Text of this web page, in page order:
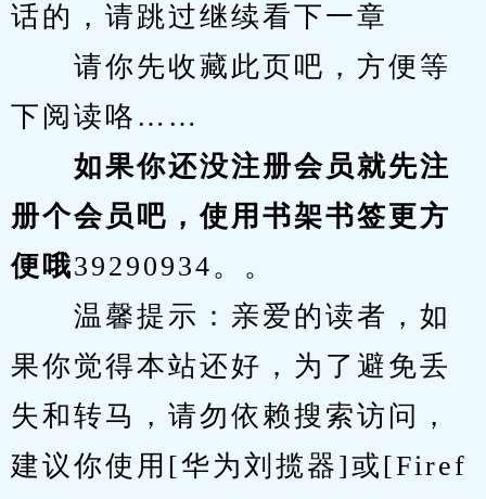
话的，请跳过继续看下一章
请你先收藏此页吧，方便等
下阅读咯……
如果你还没注册会员就先注
册个会员吧，使用书架书签更方
便哦39290934。。
温馨提示：亲爱的读者，如
果你觉得本站还好，为了避免丢
失和转马，请勿依赖搜索访问，
建议你使用[华为刘揽器]或[Firef